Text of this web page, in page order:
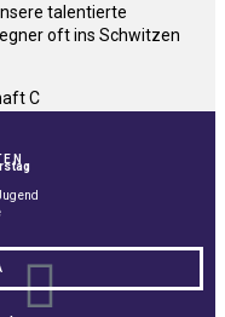
talentierte
oft ins Schwitzen
C